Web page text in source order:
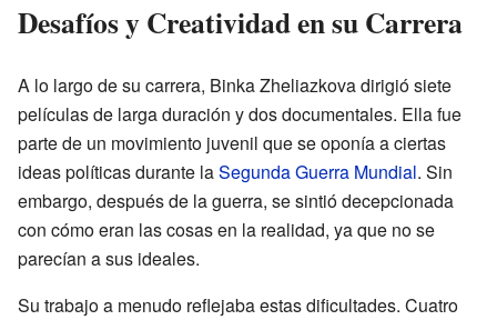
Desafíos y Creatividad en su Carrera
A lo largo de su carrera, Binka Zheliazkova dirigió siete
películas de larga duración y dos documentales. Ella fue
parte de un movimiento juvenil que se oponía a ciertas
ideas políticas durante laSegunda Guerra Mundial. Sin
embargo, después de la guerra, se sintió decepcionada
con cómo eran las cosas en la realidad, ya que no se
parecían a sus ideales.
Su trabajo a menudo reflejaba estas dificultades. Cuatro